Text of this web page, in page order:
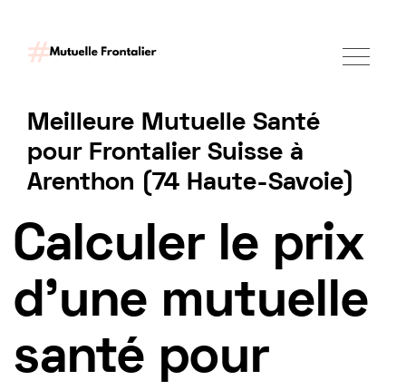
Meilleure Mutuelle Santé
pour Frontalier Suisse à
Arenthon (74 Haute-Savoie)
Tarif mutuelle Frontalier 2025
Calculer le prix
d'une mutuelle
santé pour